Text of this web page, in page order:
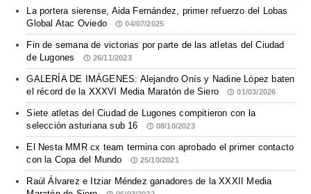
La portera sierense, Aida Fernández, primer refuerzo del Lobas
Global Atac Oviedo
04/07/2025
Fin de semana de victorias por parte de las atletas del Ciudad
de Lugones
26/11/2023
GALERÍA DE IMÁGENES: Alejandro Onís y Nadine López baten
el récord de la XXXVI Media Maratón de Siero
01/03/2026
Siete atletas del Ciudad de Lugones compitieron con la
selección asturiana sub 16
08/10/2023
El Nesta MMR cx team termina con aprobado el primer contacto
con la Copa del Mundo
25/10/2021
Raúl Álvarez e Itziar Méndez ganadores de la XXXII Media